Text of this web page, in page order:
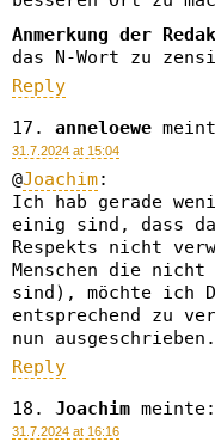
Anmerkung der
das N-Wort zu
Reply
anneloewe
31.7.2024 at 15:04
@Joachim:
Ich hab gerade
einig sind, dass
Respekts nicht
Menschen die nicht
sind), möchte ich
entsprechend zu
nun ausgeschrieben.
Reply
Joachim meinte:
31.7.2024 at 16:16